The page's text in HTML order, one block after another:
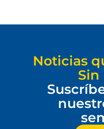
Noticias
Sin